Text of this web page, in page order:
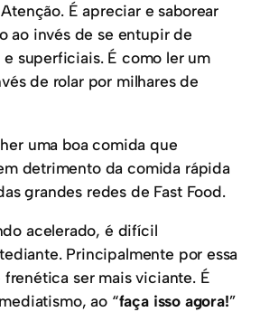
É apreciar e saborear
ao invés de se entupir de
superficiais. É como ler um
de rolar por milhares de
uma boa comida que
detrimento da comida rápida
grandes redes de Fast Food.
acelerado, é difícil
Principalmente por essa
ser mais viciante. É
ao “faça isso agora!”